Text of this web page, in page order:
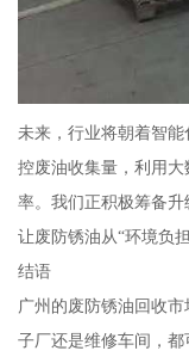
未来，行业将朝着智
控废油收集量，利用
率。我们正积极筹备升
让废防锈油从“环境负
结语
广州的废防锈油回收
子厂还是维修车间，